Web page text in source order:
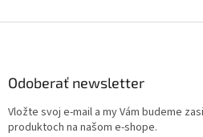
Odoberať newsletter
Vložte svoj e-mail a my Vám budeme
produktoch na našom e-shope.